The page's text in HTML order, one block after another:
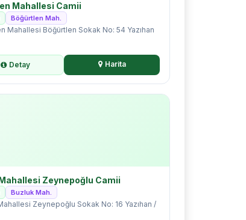
Mahallesi Camii
Böğürtlen Mah.
Mahallesi Böğürtlen Sokak No: 54 Yazıhan
Detay Harita
Zeynepoğlu Camii
Buzluk Mah.
Zeynepoğlu Sokak No: 16 Yazıhan /